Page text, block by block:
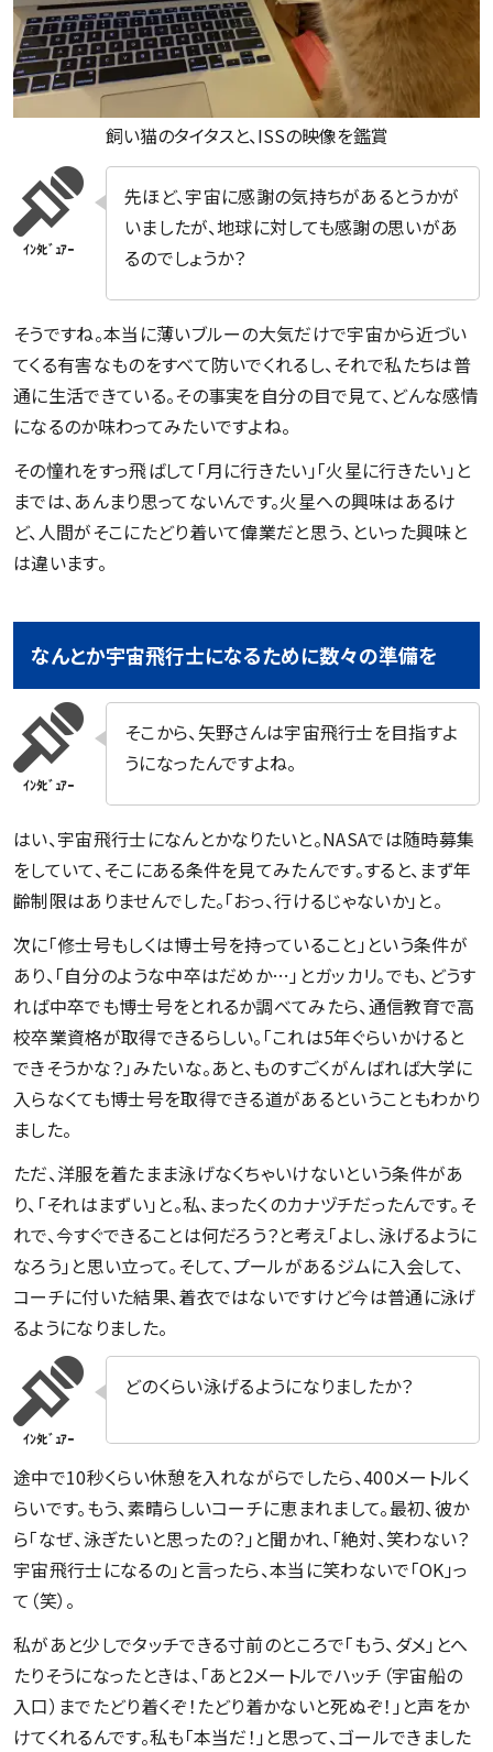
飼い猫のタイタスと、ISSの映像を鑑賞
先ほど、宇宙に感謝の気持ちがあるとうかが
いましたが、地球に対しても感謝の思いがあ
るのでしょうか？
そうですね。本当に薄いブルーの大気だけで宇宙から近づい
てくる有害なものをすべて防いでくれるし、それで私たちは普
通に生活できている。その事実を自分の目で見て、どんな感情
になるのか味わってみたいですよね。
その憧れをすっ飛ばして「月に行きたい」「火星に行きたい」と
までは、あんまり思ってないんです。火星への興味はあるけ
ど、人間がそこにたどり着いて偉業だと思う、といった興味と
は違います。
なんとか宇宙飛行士になるために数々の準備を
そこから、矢野さんは宇宙飛行士を目指すよ
うになったんですよね。
はい、宇宙飛行士になんとかなりたいと。NASAでは随時募集
をしていて、そこにある条件を見てみたんです。すると、まず年
齢制限はありませんでした。「おっ、行けるじゃないか」と。
次に「修士号もしくは博士号を持っていること」という条件が
あり、「自分のような中卒はだめか…」とガッカリ。でも、どうす
れば中卒でも博士号をとれるか調べてみたら、通信教育で高
校卒業資格が取得できるらしい。「これは5年ぐらいかけると
できそうかな？」みたいな。あと、ものすごくがんばれば大学に
入らなくても博士号を取得できる道があるということもわかり
ました。
ただ、洋服を着たまま泳げなくちゃいけないという条件があ
り、「それはまずい」と。私、まったくのカナヅチだったんです。そ
れで、今すぐできることは何だろう？と考え「よし、泳げるように
なろう」と思い立って。そして、プールがあるジムに入会して、
コーチに付いた結果、着衣ではないですけど今は普通に泳げ
るようになりました。
どのくらい泳げるようになりましたか？
途中で10秒くらい休憩を入れながらでしたら、400メートルく
らいです。もう、素晴らしいコーチに恵まれまして。最初、彼か
ら「なぜ、泳ぎたいと思ったの？」と聞かれ、「絶対、笑わない？
宇宙飛行士になるの」と言ったら、本当に笑わないで「OK」っ
て（笑）。
私があと少しでタッチできる寸前のところで「もう、ダメ」とへ
たりそうになったときは、「あと2メートルでハッチ（宇宙船の
入口）までたどり着くぞ！たどり着かないと死ぬぞ！」と声をか
けてくれるんです。私も「本当だ！」と思って、ゴールできました